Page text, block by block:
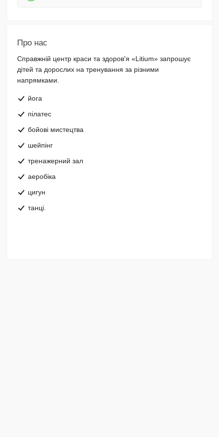
Про нас
Справжній центр краси та здоров'я «Litium» запрошує
дітей та дорослих на тренування за різними
напрямками.
йога
пілатес
бойові мистецтва
шейпінг
тренажерний зал
аеробіка
цигун
танці.